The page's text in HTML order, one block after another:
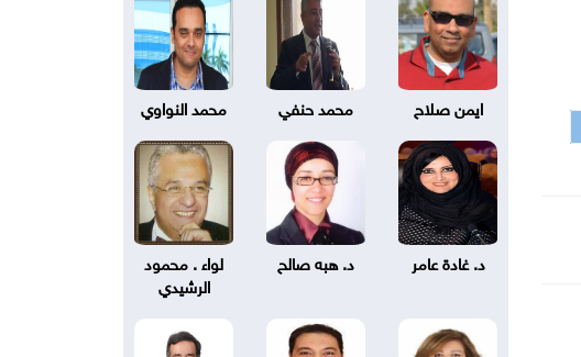
ايمن صلاح محمد حنفي محمد النواوي
د. غادة عامر د. هبه صالح
لواء . محمود
الرشيدي